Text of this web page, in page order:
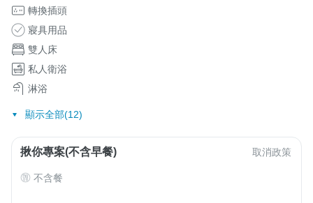
轉換插頭
寢具用品
雙人床
私人衛浴
淋浴
顯示全部(12)
揪你專案(不含早餐) 取消政策
不含餐